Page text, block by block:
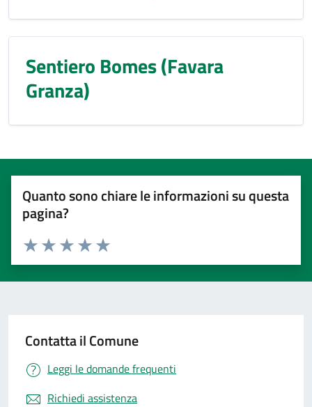
Sentiero Bomes (Favara
Granza)
Quanto sono chiare le informazioni su questa
pagina?
Valuta 5 stelle su 5
Valuta 4 stelle su 5
Valuta 3 stelle su 5
Valuta 2 stelle su 5
Valuta 1 stelle su 5
Contatta il Comune
Leggi le domande frequenti
Richiedi assistenza